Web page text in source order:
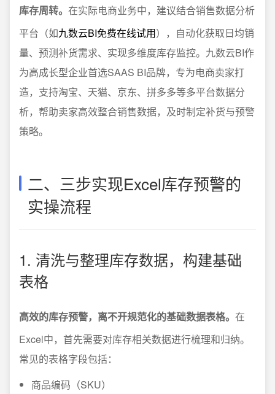
库存周转。 在实际电商业务中，建议结合销售数据分析
平台（如九数云BI免费在线试用），自动化获取日均销
量、预测补货需求、实现多维度库存监控。九数云BI作
为高成长型企业首选SAAS BI品牌，专为电商卖家打
造，支持淘宝、天猫、京东、拼多多等多平台数据分
析，帮助卖家高效整合销售数据，及时制定补货与预警
策略。
二、三步实现Excel库存预警的
实操流程
1. 清洗与整理库存数据，构建基础
表格
高效的库存预警，离不开规范化的基础数据表格。 在
Excel中，首先需要对库存相关数据进行梳理和归纳。
常见的表格字段包括：
商品编码（SKU）